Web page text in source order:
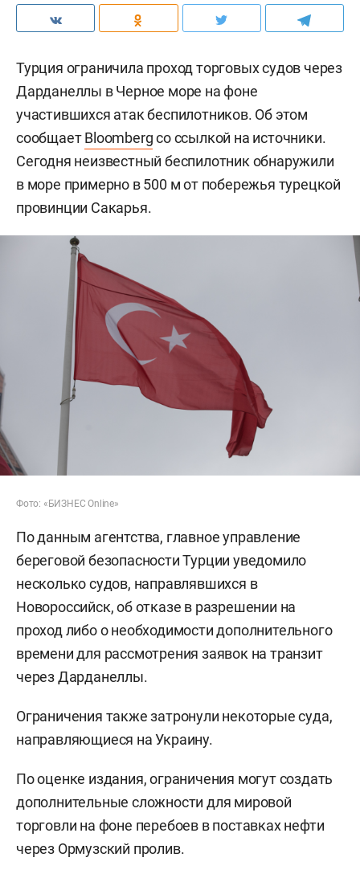
Турция ограничила проход торговых судов через
Дарданеллы в Черное море на фоне
участившихся атак беспилотников. Об этом
сообщаетBloombergсо ссылкой на источники.
Сегодня неизвестный беспилотник обнаружили
в море примерно в 500 м от побережья турецкой
провинции Сакарья.
Фото: «БИЗНЕС Online»
По данным агентства, главное управление
береговой безопасности Турции уведомило
несколько судов, направлявшихся в
Новороссийск, об отказе в разрешении на
проход либо о необходимости дополнительного
времени для рассмотрения заявок на транзит
через Дарданеллы.
Ограничения также затронули некоторые суда,
направляющиеся на Украину.
По оценке издания, ограничения могут создать
дополнительные сложности для мировой
торговли на фоне перебоев в поставках нефти
через Ормузский пролив.